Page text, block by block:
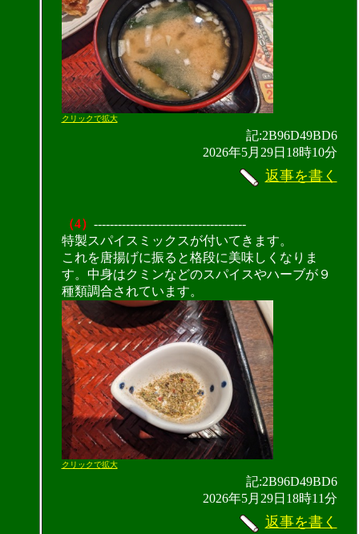
クリックで拡大
記:2B96D49BD6
2026年5月29日18時10分
返事を書く
（4） --------------------------------------
特製スパイスミックスが付いてきます。
これを唐揚げに振ると格段に美味しくなりま
す。中身はクミンなどのスパイスやハーブが９
種類調合されています。
クリックで拡大
記:2B96D49BD6
2026年5月29日18時11分
返事を書く